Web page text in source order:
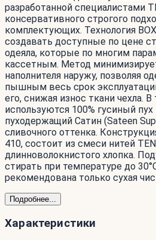
разработанной специалистами
консервативного строгого
комплектующих. Технология
создавать доступные по цене
одеяла, которые по многим
кассетным. Метод
наполнителя наружу, позволяя
пышным весь срок
его, снижая износ ткани чехла.
используются 100% гусиный
пуходержащий Сатин (Sateen
сливочного оттенка.
410, состоит из смеси нитей
длинноволокнистого хлопка.
стирать при температуре до
рекомендована только сухая
Подробнее...
Характеристики